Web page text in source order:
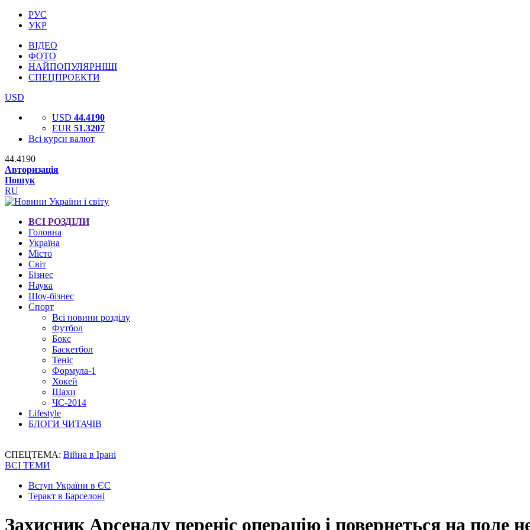
РУС
УКР
ВІДЕО
ФОТО
НАЙПОПУЛЯРНІШІ
СПЕЦПРОЕКТИ
USD
USD 44.4190
EUR 51.3207
Всі курси валют
44.4190
Авторизація
Пошук
RU
ВСІ РОЗДІЛИ
Головна
Україна
Місто
Світ
Бізнес
Наука
Шоу-бізнес
Спорт
Всі новини розділу
Футбол
Бокс
Баскетбол
Теніс
Формула-1
Хокей
Шахи
ЧС-2014
Lifestyle
БЛОГИ ЧИТАЧІВ
СПЕЦТЕМА: Війна в Ірані
ВСІ ТЕМИ
Вступ України в ЄС
Теракт в Барселоні
Захисник Арсеналу переніс операцію і повернеться на поле